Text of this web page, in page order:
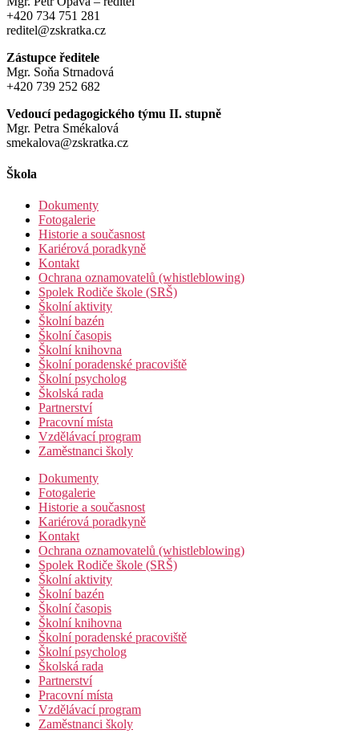
+420 734 751 281
reditel@zskratka.cz
Zástupce ředitele
Mgr. Soňa Strnadová
+420 739 252 682
Vedoucí pedagogického týmu II. stupně
Mgr. Petra Smékalová
smekalova@zskratka.cz
Škola
Dokumenty
Fotogalerie
Historie a současnost
Kariérová poradkyně
Kontakt
Ochrana oznamovatelů (whistleblowing)
Spolek Rodiče škole (SRŠ)
Školní aktivity
Školní bazén
Školní časopis
Školní knihovna
Školní poradenské pracoviště
Školní psycholog
Školská rada
Partnerství
Pracovní místa
Vzdělávací program
Zaměstnanci školy
Dokumenty
Fotogalerie
Historie a současnost
Kariérová poradkyně
Kontakt
Ochrana oznamovatelů (whistleblowing)
Spolek Rodiče škole (SRŠ)
Školní aktivity
Školní bazén
Školní časopis
Školní knihovna
Školní poradenské pracoviště
Školní psycholog
Školská rada
Partnerství
Pracovní místa
Vzdělávací program
Zaměstnanci školy